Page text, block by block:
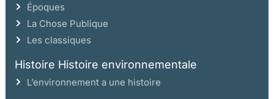
et la maison où nous avons vécu
pendant près de douze ans
Époques
La Chose Publique
Les classiques
Histoire Histoire environnementale
L’environnement a une histoire